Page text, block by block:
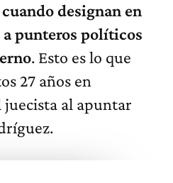
cuando designan en
a punteros políticos
. Esto es lo que
27 años en
juecista al apuntar